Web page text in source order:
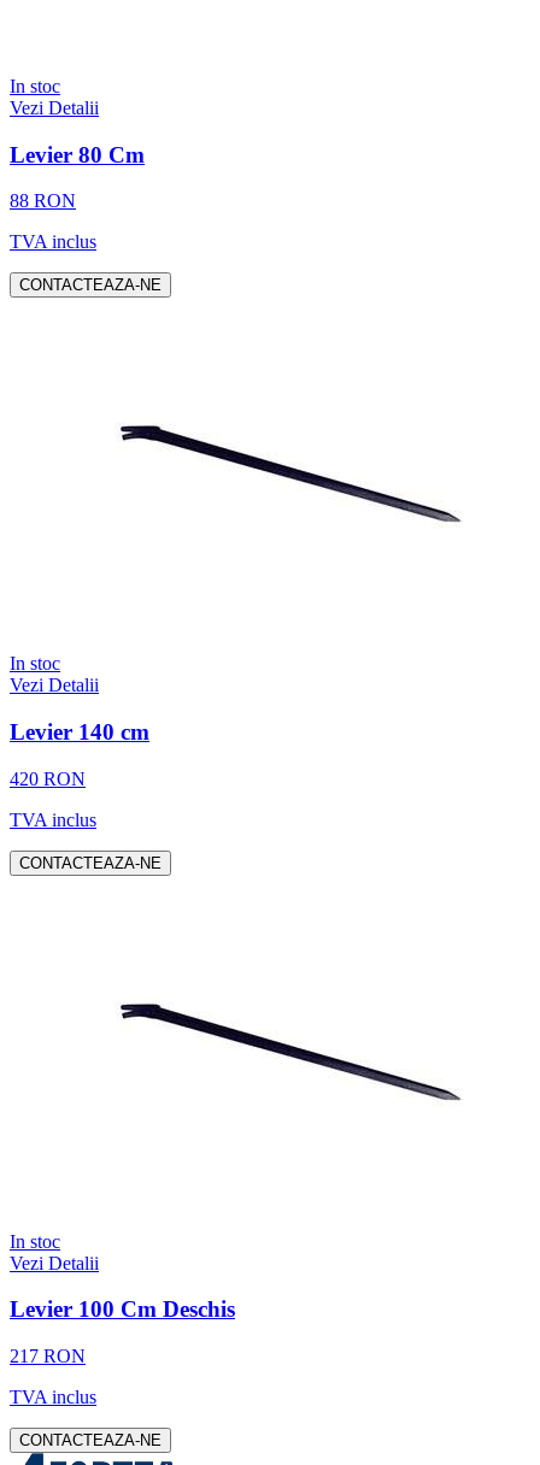
In stoc
Vezi Detalii
Levier 80 Cm
88 RON
TVA inclus
CONTACTEAZA-NE
In stoc
Vezi Detalii
Levier 140 cm
420 RON
TVA inclus
CONTACTEAZA-NE
In stoc
Vezi Detalii
Levier 100 Cm Deschis
217 RON
TVA inclus
CONTACTEAZA-NE